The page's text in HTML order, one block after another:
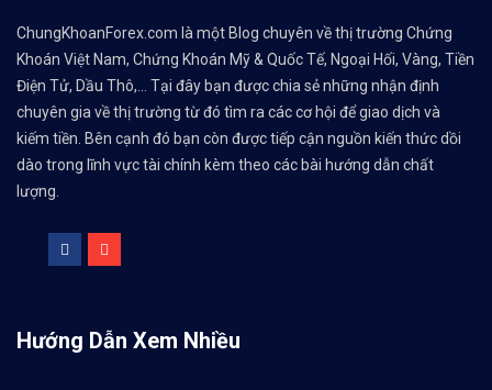
ChungKhoanForex.com là một Blog chuyên về thị trường Chứng
Khoán Việt Nam, Chứng Khoán Mỹ & Quốc Tế, Ngoại Hối, Vàng, Tiền
Điện Tử, Dầu Thô,... Tại đây bạn được chia sẻ những nhận định
chuyên gia về thị trường từ đó tìm ra các cơ hội để giao dịch và
kiếm tiền. Bên cạnh đó bạn còn được tiếp cận nguồn kiến thức dồi
dào trong lĩnh vực tài chính kèm theo các bài hướng dẫn chất
lượng.
Hướng Dẫn Xem Nhiều